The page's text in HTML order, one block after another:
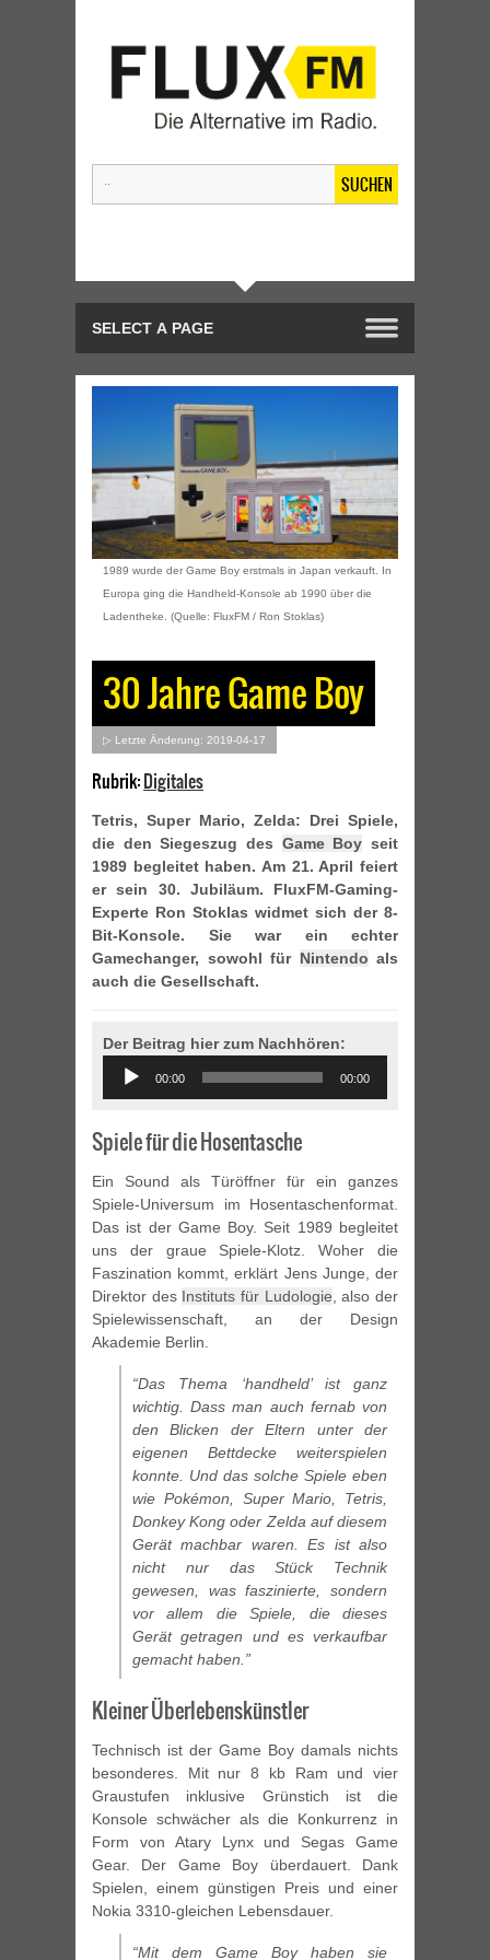
SUCHEN
1989 wurde der Game Boy erstmals in Japan verkauft. In
Europa ging die Handheld-Konsole ab 1990 über die
Ladentheke. (Quelle: FluxFM / Ron Stoklas)
30 Jahre Game Boy
▷ Letzte Änderung: 2019-04-17
Rubrik:Digitales
Tetris, Super Mario, Zelda: Drei Spiele,
die den Siegeszug des Game Boy seit
1989 begleitet haben. Am 21. April feiert
er sein 30. Jubiläum. FluxFM-Gaming-
Experte Ron Stoklas widmet sich der 8-
Bit-Konsole. Sie war ein echter
Gamechanger, sowohl für Nintendo als
auch die Gesellschaft.
Der Beitrag hier zum Nachhören:
Audio
Player
00:00 00:00
Spiele für die Hosentasche
Ein Sound als Türöffner für ein ganzes
Spiele-Universum im Hosentaschenformat.
Das ist der Game Boy. Seit 1989 begleitet
uns der graue Spiele-Klotz. Woher die
Faszination kommt, erklärt Jens Junge, der
Direktor des Instituts für Ludologie, also der
Spielewissenschaft, an der Design
Akademie Berlin.
“Das Thema ‘handheld’ ist ganz
wichtig. Dass man auch fernab von
den Blicken der Eltern unter der
eigenen Bettdecke weiterspielen
konnte. Und das solche Spiele eben
wie Pokémon, Super Mario, Tetris,
Donkey Kong oder Zelda auf diesem
Gerät machbar waren. Es ist also
nicht nur das Stück Technik
gewesen, was faszinierte, sondern
vor allem die Spiele, die dieses
Gerät getragen und es verkaufbar
gemacht haben.”
Kleiner Überlebenskünstler
Technisch ist der Game Boy damals nichts
besonderes. Mit nur 8 kb Ram und vier
Graustufen inklusive Grünstich ist die
Konsole schwächer als die Konkurrenz in
Form von Atary Lynx und Segas Game
Gear. Der Game Boy überdauert. Dank
Spielen, einem günstigen Preis und einer
Nokia 3310-gleichen Lebensdauer.
“Mit dem Game Boy haben sie